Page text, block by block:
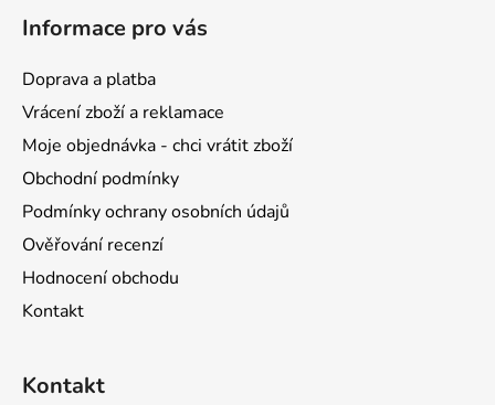
Informace pro vás
Doprava a platba
Vrácení zboží a reklamace
Moje objednávka - chci vrátit zboží
Obchodní podmínky
Podmínky ochrany osobních údajů
Ověřování recenzí
Hodnocení obchodu
Kontakt
Kontakt